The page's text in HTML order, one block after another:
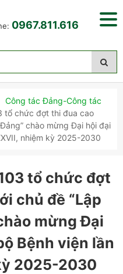
0967.811.616
Công tác Đảng-Công tác
tổ chức đợt thi đua cao
chào mừng Đại hội đại
nhiệm kỳ 2025-2030
tổ chức đợt
chủ đề “Lập
mừng Đại
Bệnh viện lần
2025-2030